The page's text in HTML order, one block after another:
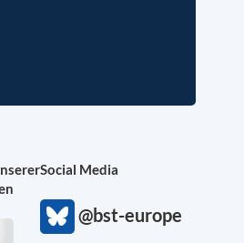
Social Media
@bst-europe